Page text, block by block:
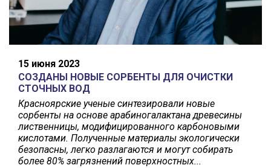
15 июня 2023
СОЗДАНЫ НОВЫЕ СОРБЕНТЫ ДЛЯ ОЧИСТКИ
СТОЧНЫХ ВОД
Красноярские ученые синтезировали новые
сорбенты на основе арабиногалактана древесины
лиственницы, модифицированного карбоновыми
кислотами. Полученные материалы экологически
безопасны, легко разлагаются и могут собирать
более 80% загрязнений поверхностных...